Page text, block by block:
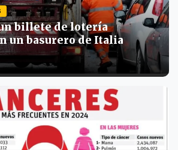
billete de lotería
un basurero de Italia